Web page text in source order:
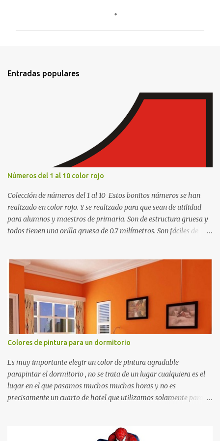
t
Entradas populares
Números del 1 al 10 color rojo
Colección de números del 1 al 10 Estos bonitos números se han
realizado en color rojo. Y se realizado para que sean de utilidad
para alumnos y maestros de primaria. Son de estructura gruesa y
todos tienen una orilla gruesa de 0.7 milímetros. Son fáciles de
matemáticos, para decorar los cumpleaños de los niños, entre
otras cosas.
Colores de pintura para un dormitorio
Es muy importante elegir un color de pintura agradable
parapintar el dormitorio , no se trata de un lugar cualquiera es el
lugar en el que pasamos muchos muchas horas y no es
precisamente un cuarto de hotel que utilizamos solamente para
cómodo y también para nuestra vista. Te mostramos algunas